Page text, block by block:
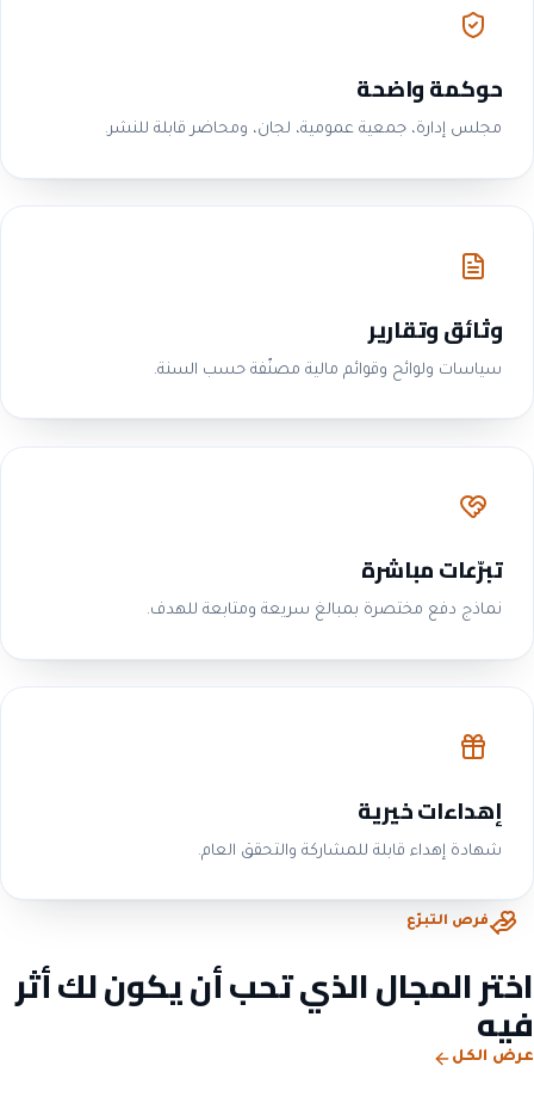
حوكمة واضحة
مجلس إدارة، جمعية عمومية، لجان، ومحاضر قابلة للنشر.
وثائق وتقارير
سياسات ولوائح وقوائم مالية مصنّفة حسب السنة.
تبرّعات مباشرة
نماذج دفع مختصرة بمبالغ سريعة ومتابعة للهدف.
إهداءات خيرية
شهادة إهداء قابلة للمشاركة والتحقق العام.
فرص التبرّع
اختر المجال الذي تحب أن يكون لك أثر
فيه
عرض الكل